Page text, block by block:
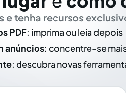
e tenha recursos
PDF: imprima ou leia depois
anúncios: concentre-se
: descubra novas